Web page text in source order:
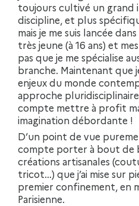
toujours cultivé un
discipline, et plus
mais je me suis lancée
très jeune (à 16 ans) et
pas que je me spécialise
branche. Maintenant que
enjeux du monde
approche pluridisciplinaire
compte mettre à profit
imagination débordante !
D’un point de vue
compte porter à bout de
créations artisanales
tricot…) que j’ai mise sur
premier confinement, en
Parisienne.